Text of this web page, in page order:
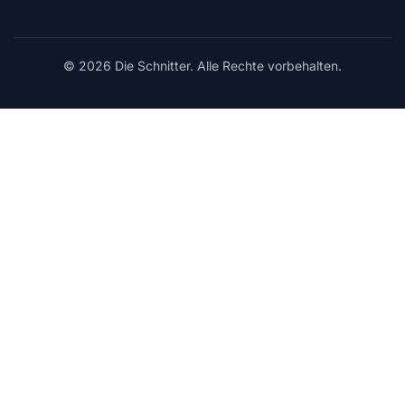
© 2026 Die Schnitter. Alle Rechte vorbehalten.